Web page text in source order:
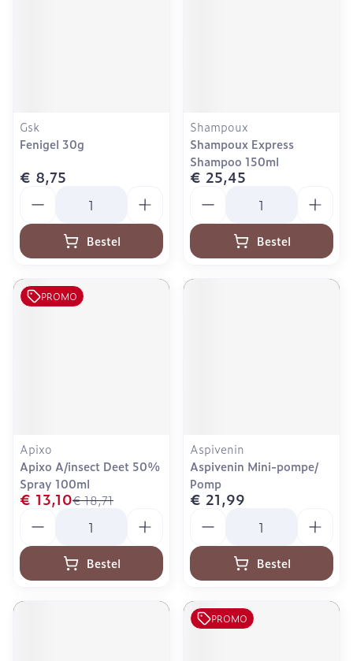
Gsk
Fenigel 30g
€ 8,75
Bestel
Shampoux
Shampoux Express
Shampoo 150ml
€ 25,45
Bestel
PROMO
Apixo
Apixo A/insect Deet 50%
Spray 100ml
€ 18,71
€ 13,10
Bestel
Aspivenin
Aspivenin Mini-pompe/
Pomp
€ 21,99
Bestel
PROMO